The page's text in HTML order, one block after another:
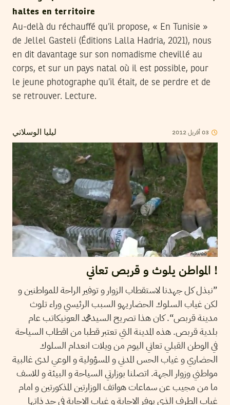
haltes en territoire
Au-delà du réchauffé qu’il propose, « En Tunisie »
de Jellel Gasteli (Éditions Lalla Hadria, 2021), nous
en dit davantage sur son nomadisme chevillé au
corps, et sur un pays natal où il est possible, pour
le jeune photographe qu’il était, de se perdre et de
se retrouver. Lecture.
ليليا الوسلاتي 03أفريل2012
! المواطن يلوث و قربص تعاني
”نبذل كل جهدنا لاستقطاب الزوار و توفير الراحة للمواطنين و
لكن غياب السلوك الحضاريهو السبب الرئيسي وراء تلوث
مدينة قربص“. كان هذا تصريح السيدمحمد العونيكاتب عام
بلدية قربص. هذه المدينة التي تعتبر قطبا من اقطاب السياحة
في الوطن القبلي تعاني اليوم من ويلات انعدام السلوك
الحضاري و غياب الحس المدني و المسؤولية و الوعي لدى غالبية
مواطني وزوار الجهة. اتصلنا بوزارتي السياحة و البيئة و للاسف
ما من مجيب عن سماعات هواتف الوزارتين المذكورتين و امام
غياب الطرف الذي يوفر الاجابة و غياب الاجابة في حد ذاتها